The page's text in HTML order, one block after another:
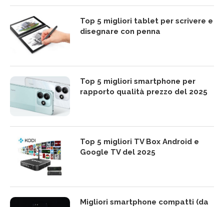
Top 5 migliori tablet per scrivere e
disegnare con penna
Top 5 migliori smartphone per
rapporto qualità prezzo del 2025
Top 5 migliori TV Box Android e
Google TV del 2025
Migliori smartphone compatti (da